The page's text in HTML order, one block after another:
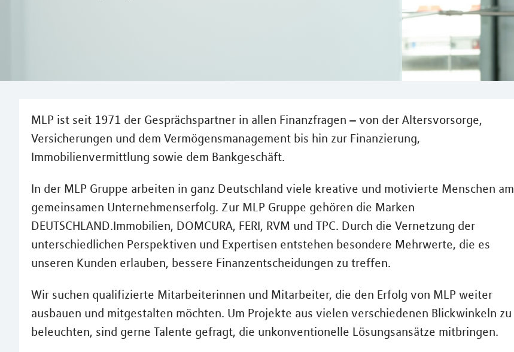
MLP ist seit 1971 der Gesprächspartner in allen Finanzfragen – von der Altersvorsorge,
Versicherungen und dem Vermögensmanagement bis hin zur Finanzierung,
Immobilienvermittlung sowie dem Bankgeschäft.
In der MLP Gruppe arbeiten in ganz Deutschland viele kreative und motivierte Menschen am
gemeinsamen Unternehmenserfolg. Zur MLP Gruppe gehören die Marken
DEUTSCHLAND.Immobilien, DOMCURA, FERI, RVM und TPC. Durch die Vernetzung der
unterschiedlichen Perspektiven und Expertisen entstehen besondere Mehrwerte, die es
unseren Kunden erlauben, bessere Finanzentscheidungen zu treffen.
Wir suchen qualifizierte Mitarbeiterinnen und Mitarbeiter, die den Erfolg von MLP weiter
ausbauen und mitgestalten möchten. Um Projekte aus vielen verschiedenen Blickwinkeln zu
beleuchten, sind gerne Talente gefragt, die unkonventionelle Lösungsansätze mitbringen.